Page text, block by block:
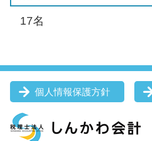
17名
個人情報保護方針